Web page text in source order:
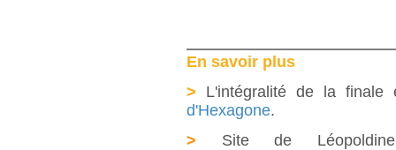
En savoir plus
> L'intégralité de la
d'Hexagone.
> Site de